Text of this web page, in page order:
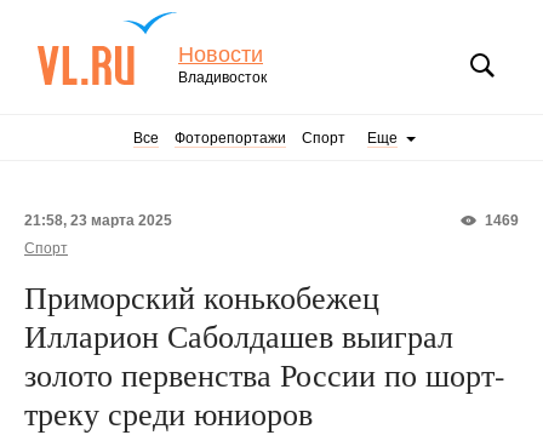
Новости
Владивосток
Все Фоторепортажи Спорт Еще
1469
21:58, 23 марта 2025
Спорт
Приморский конькобежец
Илларион Саболдашев выиграл
золото первенства России по шорт-
треку среди юниоров